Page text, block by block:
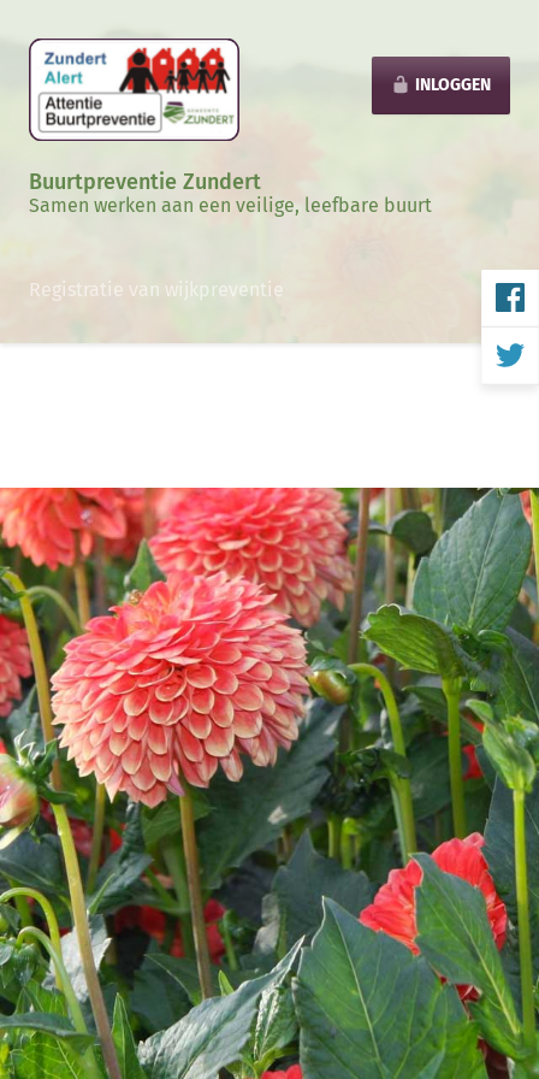
INLOGGEN
Buurtpreventie Zundert
Samen werken aan een veilige, leefbare buurt
Registratie van wijkpreventie